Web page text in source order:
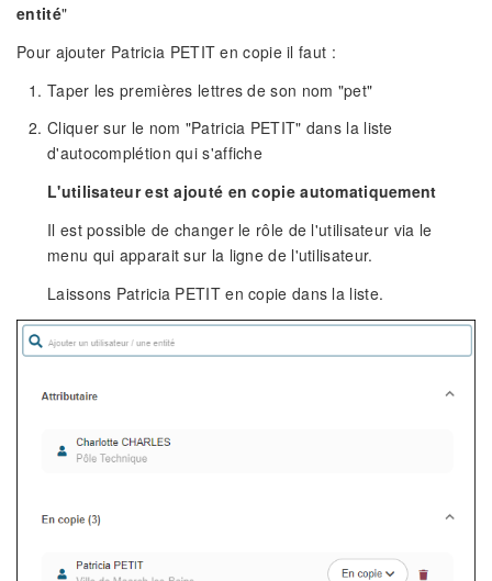
entité"
Pour ajouter Patricia PETIT en copie il faut :
Taper les premières lettres de son nom "pet"
Cliquer sur le nom "Patricia PETIT" dans la liste
d'autocomplétion qui s'affiche
L'utilisateur est ajouté en copie automatiquement
Il est possible de changer le rôle de l'utilisateur via le
menu qui apparait sur la ligne de l'utilisateur.
Laissons Patricia PETIT en copie dans la liste.